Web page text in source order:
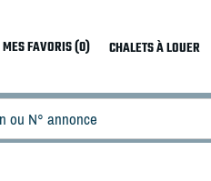
MES FAVORIS (0) CHALETS À LOUER